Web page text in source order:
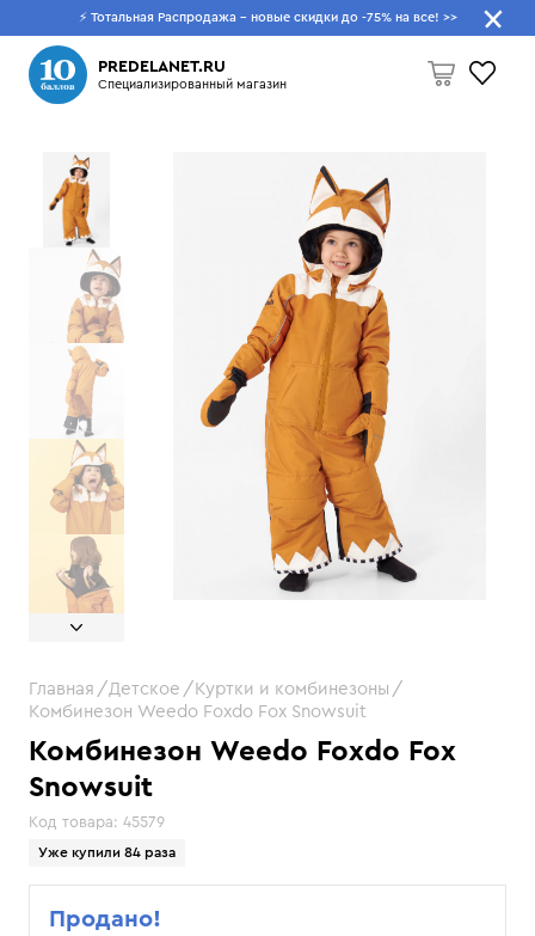
⚡ Тотальная Распродажа - новые скидки до -75% на все! >>
PREDELANET.RU
Специализированный магазин
Пусто
Что будем искать?
Комбинезон Weedo Foxdo Fox
Snowsuit
Код товара: 45579
Уже купили 84 раза
Главная Детское
Куртки и комбинезоны
Комбинезон Weedo Foxdo Fox Snowsuit
Продано!